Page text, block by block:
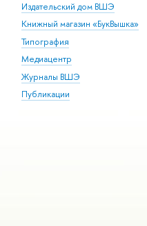
Издательский дом ВШЭ
Книжный магазин «БукВышка»
Типография
Медиацентр
Журналы ВШЭ
Публикации